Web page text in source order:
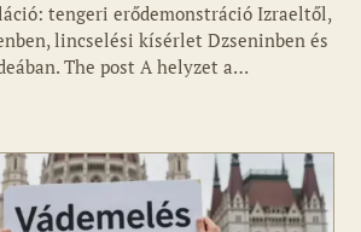
tengeri erődemonstráció Izraeltől,
lincselési kísérlet Dzseninben és
The post A helyzet a…